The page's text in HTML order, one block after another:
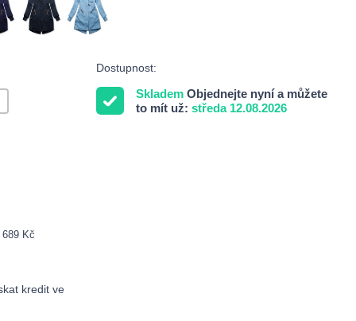
Dostupnost:
Skladem Objednejte nyní a můžete
to mít už: středa 12.08.2026
Kč
kredit ve